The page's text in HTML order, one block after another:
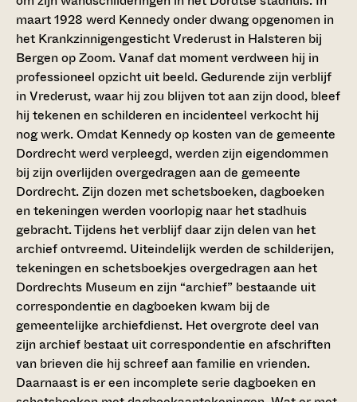
maart 1928 werd Kennedy onder dwang opgenomen in
het Krankzinnigengesticht Vrederust in Halsteren bij
Bergen op Zoom. Vanaf dat moment verdween hij in
professioneel opzicht uit beeld. Gedurende zijn verblijf
in Vrederust, waar hij zou blijven tot aan zijn dood, bleef
hij tekenen en schilderen en incidenteel verkocht hij
nog werk. Omdat Kennedy op kosten van de gemeente
Dordrecht werd verpleegd, werden zijn eigendommen
bij zijn overlijden overgedragen aan de gemeente
Dordrecht. Zijn dozen met schetsboeken, dagboeken
en tekeningen werden voorlopig naar het stadhuis
gebracht. Tijdens het verblijf daar zijn delen van het
archief ontvreemd. Uiteindelijk werden de schilderijen,
tekeningen en schetsboekjes overgedragen aan het
Dordrechts Museum en zijn “archief” bestaande uit
correspondentie en dagboeken kwam bij de
gemeentelijke archiefdienst. Het overgrote deel van
zijn archief bestaat uit correspondentie en afschriften
van brieven die hij schreef aan familie en vrienden.
Daarnaast is er een incomplete serie dagboeken en